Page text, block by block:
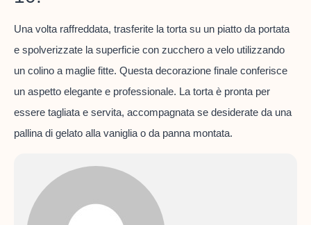
Una volta raffreddata, trasferite la torta su un piatto da portata
e spolverizzate la superficie con zucchero a velo utilizzando
un colino a maglie fitte. Questa decorazione finale conferisce
un aspetto elegante e professionale. La torta è pronta per
essere tagliata e servita, accompagnata se desiderate da una
pallina di gelato alla vaniglia o da panna montata.